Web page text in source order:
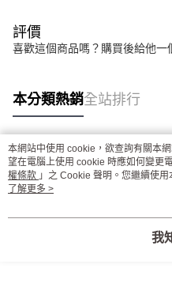
評價
喜歡這個商品嗎？購買後給他一
本分類熱銷全站排行
熱門標籤
本網站中使用 cookie，欲查詢有關本
望在電腦上使用 cookie 時應如何變更
權條款 」之 Cookie 聲明。您繼續使
用條款之 Cookie 聲明使用 cookie。
了解更多 >
我